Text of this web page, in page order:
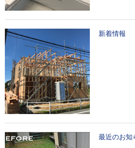
新着情報
最近のお知